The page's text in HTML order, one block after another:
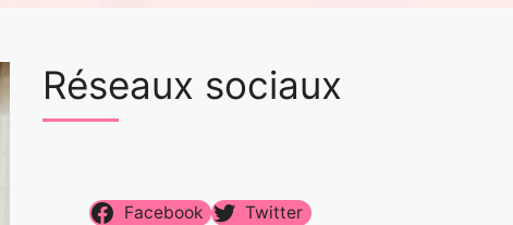
Réseaux sociaux
Facebook
Twitter